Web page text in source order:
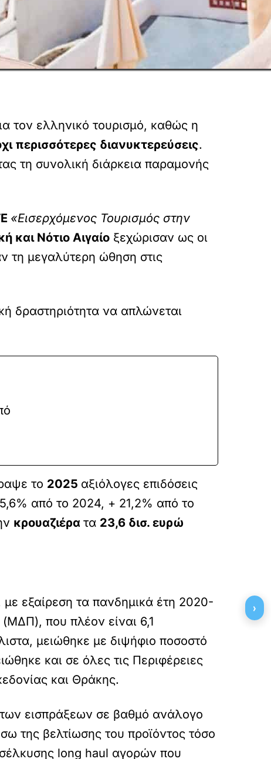
τον ελληνικό τουρισμό, καθώς η
περισσότερες διανυκτερεύσεις.
τη συνολική διάρκεια παραμονής
«Εισερχόμενος Τουρισμός στην
και Νότιο Αιγαίο ξεχώρισαν ως οι
τη μεγαλύτερη ώθηση στις
δραστηριότητα να απλώνεται
το 2025 αξιόλογες επιδόσεις
από το 2024, + 21,2% από το
κρουαζιέρα τα 23,6 δισ. ευρώ
με εξαίρεση τα πανδημικά έτη 2020-
(ΜΔΠ), που πλέον είναι 6,1
μειώθηκε με διψήφιο ποσοστό
και σε όλες τις Περιφέρειες
και Θράκης.
εισπράξεων σε βαθμό ανάλογο
της βελτίωσης του προϊόντος τόσο
long haul αγορών που
›